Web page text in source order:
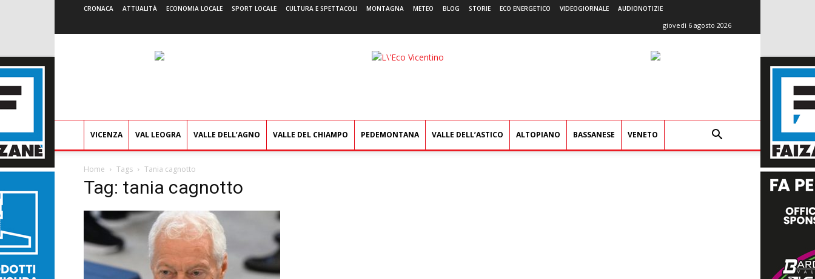
CRONACA ATTUALITÀ ECONOMIA LOCALE SPORT LOCALE CULTURA E SPETTACOLI MONTAGNA METEO BLOG STORIE ECO ENERGETICO VIDEOGIORNALE AUDIONOTIZIE
giovedì 6 agosto 2026
L'Eco
VICENZA VAL LEOGRA VALLE DELL’AGNO VALLE DEL CHIAMPO PEDEMONTANA VALLE DELL’ASTICO ALTOPIANO BASSANESE VENETO
Home Tags Tania cagnotto
Tag: tania cagnotto